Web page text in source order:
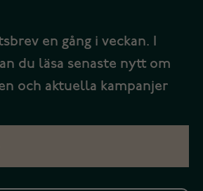
en gång i veckan. I
du läsa senaste nytt om
och aktuella kampanjer